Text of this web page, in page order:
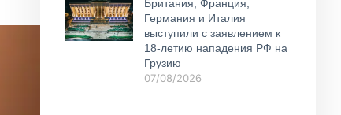
Британия, Франция,
Германия и Италия
выступили с заявлением к
18-летию нападения РФ на
Грузию
07/08/2026